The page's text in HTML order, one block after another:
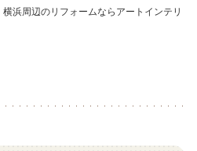
浜周辺のリフォームならアートインテリ